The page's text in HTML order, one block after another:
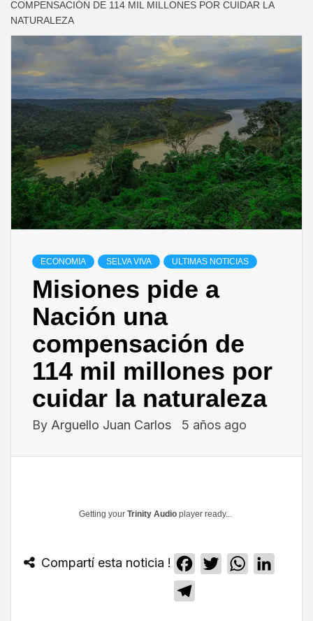
COMPENSACIÓN DE 114 MIL MILLONES POR CUIDAR LA
NATURALEZA
ECONOMIA SELVA VIVA ULTIMAS NOTICIAS
Misiones pide a
Nación una
compensación de
114 mil millones por
cuidar la naturaleza
By Arguello Juan Carlos 5 años ago
Getting your Trinity Audio player ready...
Compartí esta noticia ! Facebook
TwitterWhatsApp